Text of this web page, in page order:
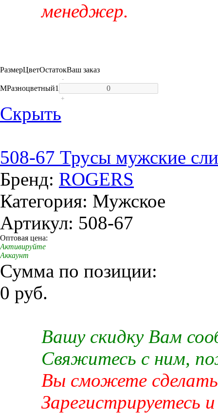
менеджер.
РазмерЦветОстатокВаш заказ
MРазноцветный1
-
+
Скрыть
508-67 Трусы мужские
Бренд: ROGERS
Категория: Мужское
Артикул: 508-67
Оптовая цена:
Активируйте
Аккаунт
Сумма по позиции:
0 руб.
Вашу скидку Вам
Свяжитесь с ним,
Вы сможете сделать
Зарегистрируетесь